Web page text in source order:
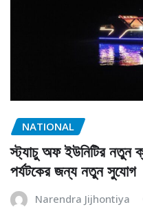
NATIONAL
স্ট্যাচু অফ ইউনিটির নতুন
পর্যটকের জন্য নতুন সুযোগ
Narendra Jijhontiya